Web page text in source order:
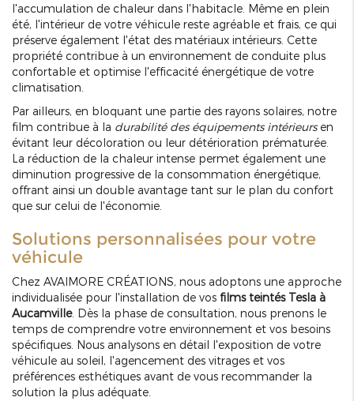
l'accumulation de chaleur dans l'habitacle. Même en plein
été, l'intérieur de votre véhicule reste agréable et frais, ce qui
préserve également l'état des matériaux intérieurs. Cette
propriété contribue à un environnement de conduite plus
confortable et optimise l'efficacité énergétique de votre
climatisation.
Par ailleurs, en bloquant une partie des rayons solaires, notre
film contribue à la durabilité des équipements intérieursen
évitant leur décoloration ou leur détérioration prématurée.
La réduction de la chaleur intense permet également une
diminution progressive de la consommation énergétique,
offrant ainsi un double avantage tant sur le plan du confort
que sur celui de l'économie.
Solutions personnalisées pour votre
véhicule
Chez AVAIMORE CRÉATIONS, nous adoptons une approche
individualisée pour l'installation de vos films teintés Tesla à
Aucamville. Dès la phase de consultation, nous prenons le
temps de comprendre votre environnement et vos besoins
spécifiques. Nous analysons en détail l'exposition de votre
véhicule au soleil, l'agencement des vitrages et vos
préférences esthétiques avant de vous recommander la
solution la plus adéquate.